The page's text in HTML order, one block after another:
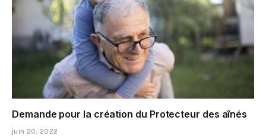
Demande pour la création du Protecteur des aînés
juin 20, 2022